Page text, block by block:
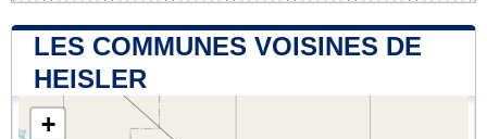
LES COMMUNES VOISINES DE
HEISLER
+